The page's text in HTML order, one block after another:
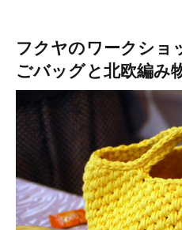
フクヤのワークショ
ごバッグと北欧編み